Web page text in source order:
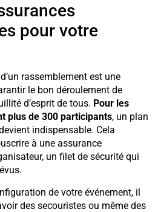
pour votre
rassemblement est une
le bon déroulement de
d’esprit de tous. Pour les
plus de 300 participants, un plan
indispensable. Cela
à une assurance
un filet de sécurité qui
de votre événement, il
des secouristes ou même des